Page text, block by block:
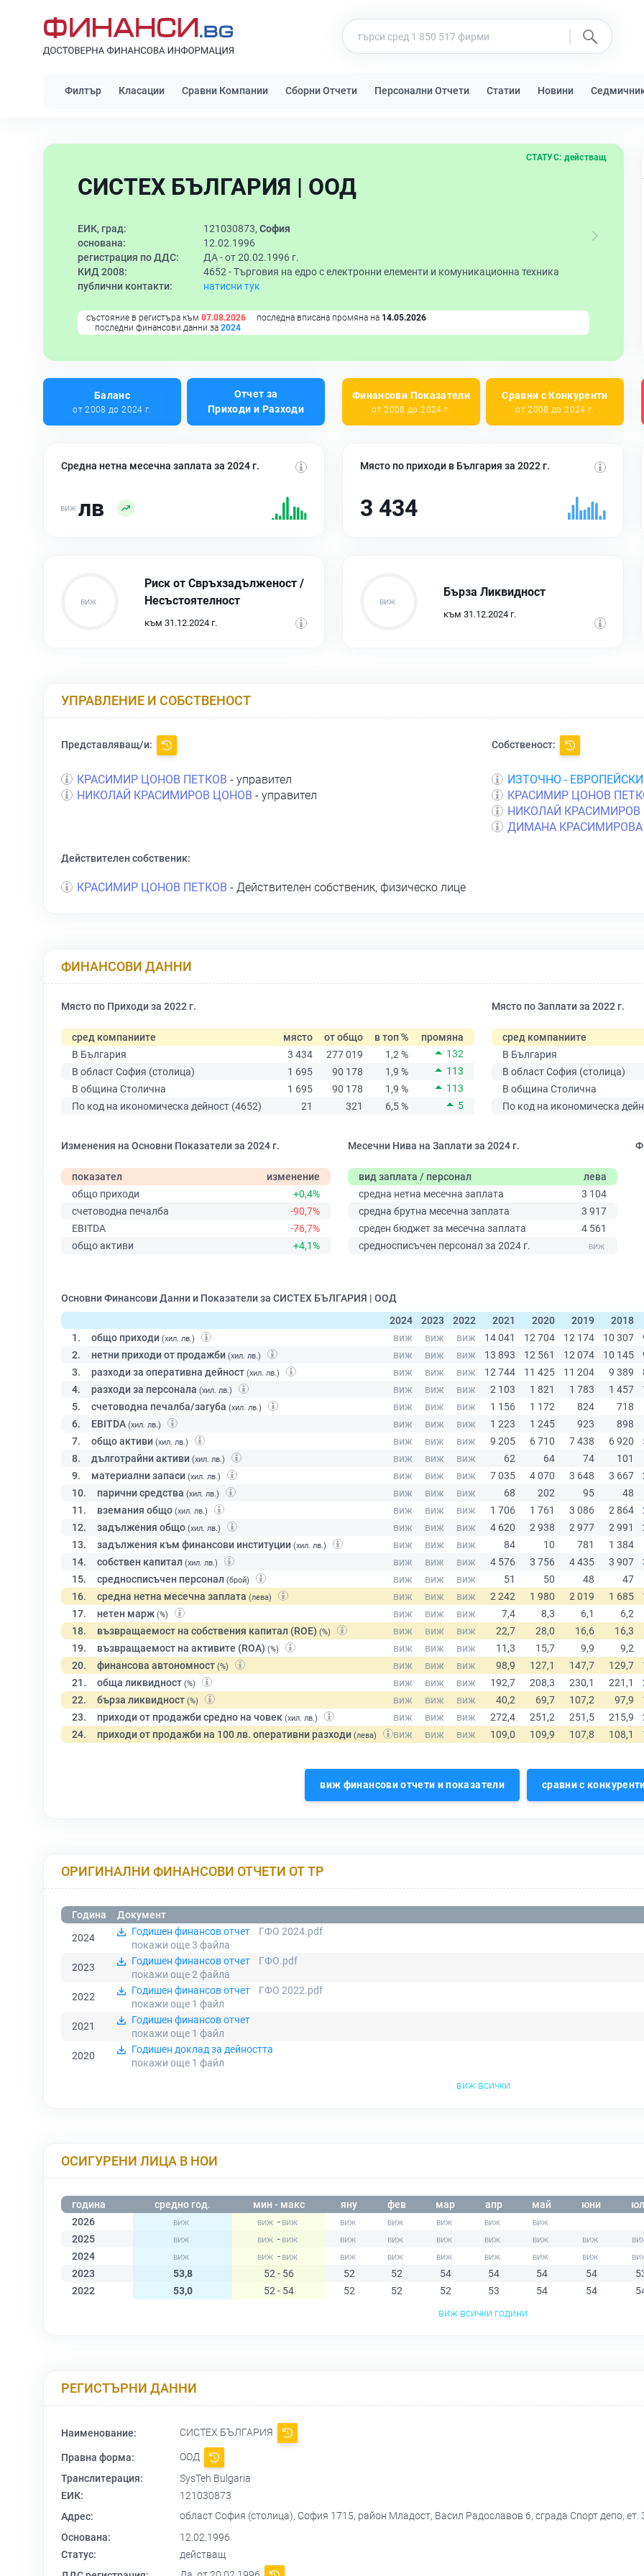
Филтър Класации Сравни Компании Сборни Отчети Персонални Отчети Статии Новини
СИСТЕХ БЪЛГАРИЯ | ООД
СТАТУС: действащ
ЕИК, град: 121030873, София
основана:
12.02.1996
регистрация по ДДС:
ДА - от 20.02.1996 г.
КИД 2008:
4652 -Търговия на едро с електронни елементи и комуникационна техника
публични контакти:
натисни тук
състояние в регистъра към 07.08.2026 последна вписана промяна на 14.05.2026
последни финансови данни за 2024
Баланс
от 2008 до 2024 г.
Отчет за
Приходи и Разходи
Финансови Показатели
от 2008 до 2024 г.
Сравни с Конкуренти
от 2008 до 2024 г.
Средна нетна месечна заплата за 2024 г.
лв
Място по приходи в България за 2022 г.
3 434
Риск от Свръхзадълженост /
Несъстоятелност
към 31.12.2024 г.
Бърза Ликвидност
към 31.12.2024 г.
УПРАВЛЕНИЕ И СОБСТВЕНОСТ
Представляващ/и:
КРАСИМИР ЦОНОВ ПЕТКОВ - управител
НИКОЛАЙ КРАСИМИРОВ ЦОНОВ - управител
Собственост:
ИЗТОЧНО -
КРАСИМИР ЦОНОВ
НИКОЛАЙ
ДИМАНА
Действителен собственик:
КРАСИМИР ЦОНОВ ПЕТКОВ - Действителен собственик, физическо лице
ФИНАНСОВИ ДАННИ
Място по Приходи за 2022 г.
сред компаниите място от общо в топ %
промяна
В България
3 434 277 019 1,2 %
132
В област София (столица)
1 695 90 178 1,9 %
113
В община Столична
1 695 90 178 1,9 %
113
По код на икономическа дейност (4652)
21 321 6,5 % 5
Място по Заплати за 2022 г.
сред компаниите
В България
В област София (столица)
В община Столична
По код на икономическа
Изменения на Основни Показатели за 2024 г.
показател
изменение
общо приходи
+0,4%
счетоводна печалба
-90,7%
EBITDA
-76,7%
общо активи
+4,1%
Месечни Нива на Заплати за 2024 г.
вид заплата / персонал
лева
средна нетна месечна заплата
3 104
средна брутна месечна заплата
3 917
среден бюджет за месечна заплата
4 561
средносписъчен персонал за 2024 г.
Основни Финансови Данни и Показатели за СИСТЕХ БЪЛГАРИЯ | ООД
2024
2023 2022 2021 2020 2019
2018
1.
общо приходи (хил. лв.)
2. нетни приходи от продажби (хил. лв.)
3. разходи за оперативна дейност (хил. лв.)
4. разходи за персонала (хил. лв.)
5. счетоводна печалба/загуба (хил. лв.)
6. EBITDA (хил. лв.)
7. общо активи (хил. лв.)
8. дълготрайни активи (хил. лв.)
9. материални запаси (хил. лв.)
10. парични средства (хил. лв.)
11. вземания общо (хил. лв.)
12. задължения общо (хил. лв.)
13. задължения към финансови институции (хил. лв.)
14. собствен капитал (хил. лв.)
15. средносписъчен персонал (брой)
16. средна нетна месечна заплата (лева)
17. нетен марж (%)
18. възвращаемост на собствения капитал (ROE) (%)
19. възвращаемост на активите (ROA) (%)
20. финансова автономност (%)
21. обща ликвидност (%)
22. бърза ликвидност (%)
23. приходи от продажби средно на човек (хил. лв.)
24. приходи от продажби на 100 лв. оперативни разходи (лева)
виж финансови отчети и показатели сравни с
ОРИГИНАЛНИ ФИНАНСОВИ ОТЧЕТИ ОТ ТР
Година
Документ
2024
Годишен финансов отчет
ГФО 2024.pdf
покажи още 3 файла
2023
Годишен финансов отчет
ГФО.pdf
покажи още 2 файла
2022
Годишен финансов отчет
ГФО 2022.pdf
покажи още 1 файл
2021
Годишен финансов отчет
покажи още 1 файл
2020
Годишен доклад за дейността
покажи още 1 файл
виж всички
ОСИГУРЕНИ ЛИЦА В НОИ
година средно год. мин - макс яну фев мар апр май юни
2026
-
2025
-
2024
-
2023
53,8 52 - 56 52 52 54 54 54 54
2022
53,0 52 - 54 52 52 52 53 54 54
виж всички години
РЕГИСТЪРНИ ДАННИ
Наименование: СИСТЕХ БЪЛГАРИЯ
Правна форма:
ООД
Транслитерация:
SysTeh Bulgaria
ЕИК:
121030873
Адрес:
област София (столица), София 1715, район Младост, Васил Радославов 6, сграда Спорт депо, ет.
Основана:
12.02.1996
Статус:
действащ